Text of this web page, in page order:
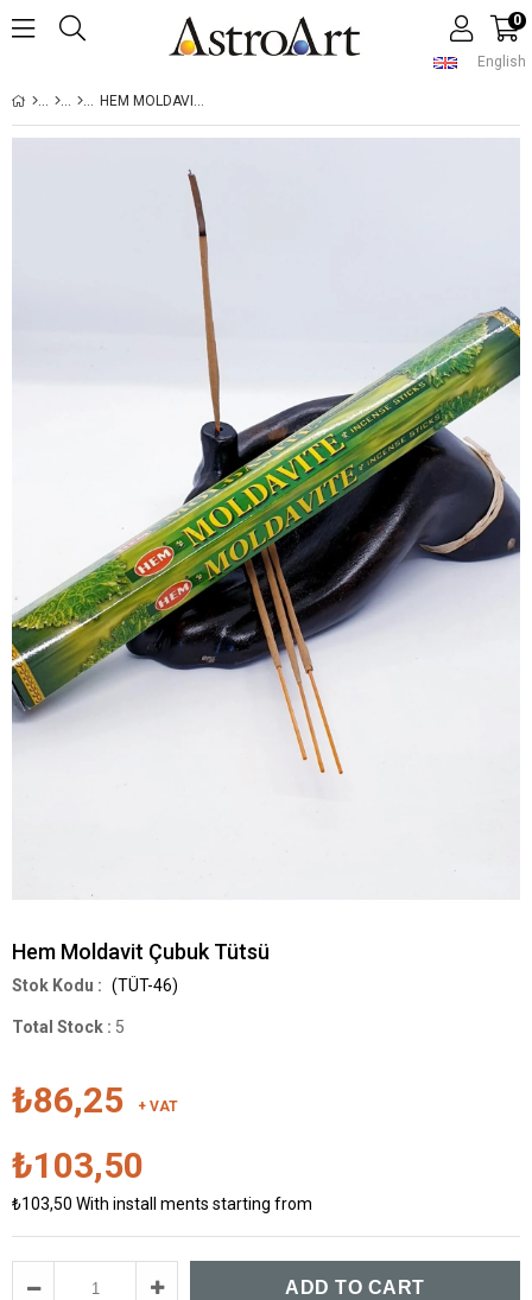
English
0
HEM MOLDAVIT ÇUBUK TÜTSÜ
Hem Moldavit Çubuk Tütsü
(TÜT-46)
Total Stock : 5
₺86,25 + VAT
₺103,50
₺103,50 With install ments starting from